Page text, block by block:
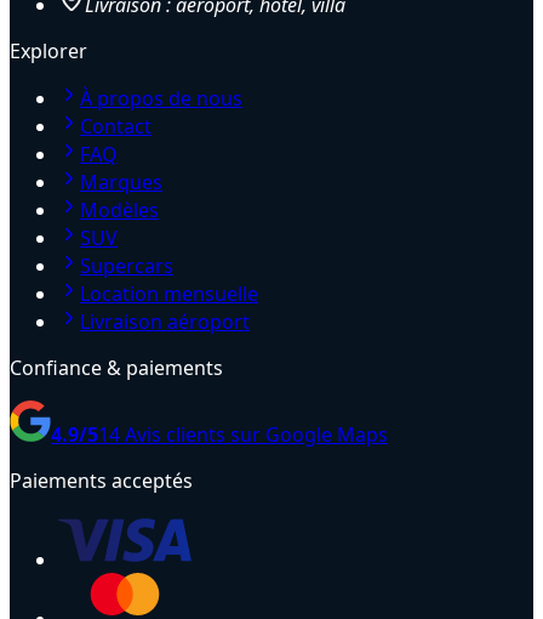
Explorer
À propos de nous
Contact
FAQ
Marques
Modèles
SUV
Supercars
Location mensuelle
Livraison aéroport
Confiance & paiements
4.9/514Avis clients sur Google Maps
Paiements acceptés